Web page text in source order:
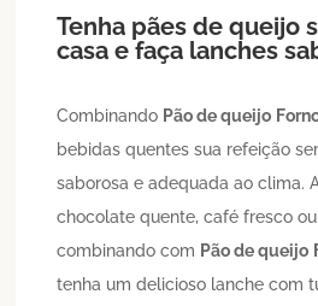
Tenha pães de queijo
casa e faça lanches
Combinando Pão de queijo
bebidas quentes sua refeição
saborosa e adequada ao clima.
chocolate quente, café fresco
combinando com Pão de queijo
tenha um delicioso lanche com